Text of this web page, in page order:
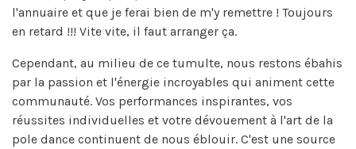
l'annuaire et que je ferai bien de m'y remettre ! Toujours
en retard !!! Vite vite, il faut arranger ça.
Cependant, au milieu de ce tumulte, nous restons ébahis
par la passion et l'énergie incroyables qui animent cette
communauté. Vos performances inspirantes, vos
réussites individuelles et votre dévouement à l'art de la
pole dance continuent de nous éblouir. C'est une source